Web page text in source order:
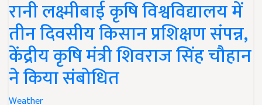
रानी लक्ष्मीबाई कृषि विश्वविद्यालय में
तीन दिवसीय किसान प्रशिक्षण संपन्न,
केंद्रीय कृषि मंत्री शिवराज सिंह चौहान
ने किया संबोधित
Weather